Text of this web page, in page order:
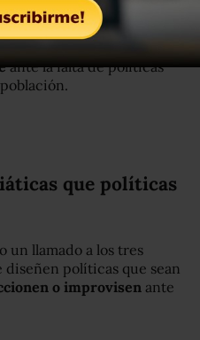
de CCIS, si el ritmo
a estas ciudades se
en estas
ante la falta de políticas
que políticas
un llamado a los tres
políticas que sean
o improvisen ante